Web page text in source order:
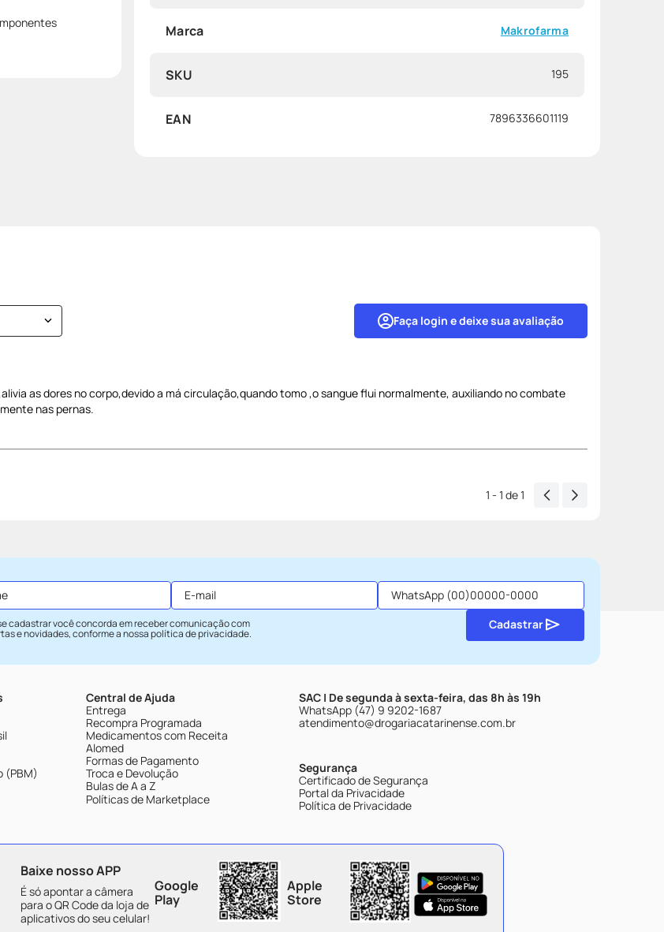
Marca Makrofarma
SKU 195
EAN 7896336601119
Faça login e deixe sua avaliação
as dores no corpo,devido a má circulação,quando tomo ,o sangue flui normalmente, auxiliando no combate
nas pernas.
1 - 1 de1
cadastrar você concorda em receber comunicação com
e novidades, conforme a nossapolítica de privacidade.
Cadastrar
(PBM)
Central de Ajuda
Entrega
Recompra Programada
Medicamentos com Receita
Alomed
Formas de Pagamento
Troca e Devolução
Bulas de A a Z
Políticas de Marketplace
SAC | De segunda à sexta-feira, das 8h às 19h
WhatsApp (47) 9 9202-1687
atendimento@drogariacatarinense.com.br
Segurança
Certificado de Segurança
Portal da Privacidade
Política de Privacidade
Baixe nosso APP
É só apontar a câmera
para o QR Code da loja de
aplicativos do seu celular!
Google
Play
Apple
Store